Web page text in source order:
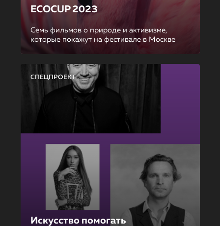
ECOCUP 2023
Семь фильмов о природе и активизме,
которые покажут на фестивале в Москве
СПЕЦПРОЕКТ
Искусство помогать